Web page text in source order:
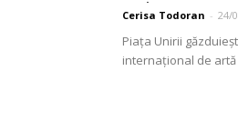
trei...
Cerisa Todoran - 24/
Piața Unirii
internațional de